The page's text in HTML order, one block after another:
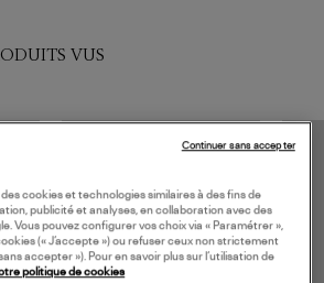
VUS
cookies et technologies similaires à des fins de
publicité et analyses, en collaboration avec des
Vous pouvez configurer vos choix via « Paramétrer »,
(« J’accepte ») ou refuser ceux non strictement
accepter »). Pour en savoir plus sur l’utilisation de
politique de cookies
Continuer sans accepter